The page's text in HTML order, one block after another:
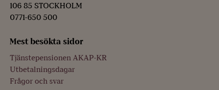
106 85 STOCKHOLM
0771-650 500
Mest besökta sidor
Tjänstepensionen AKAP-KR
Utbetalningsdagar
Frågor och svar